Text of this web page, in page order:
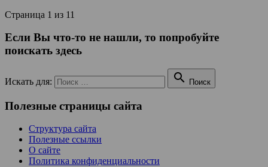
Страница 1 из 11
Если Вы что-то не нашли, то попробуйте
поискать здесь
Искать для:  Поиск
Полезные страницы сайта
Структура сайта
Полезные ссылки
О сайте
Политика конфиденциальности